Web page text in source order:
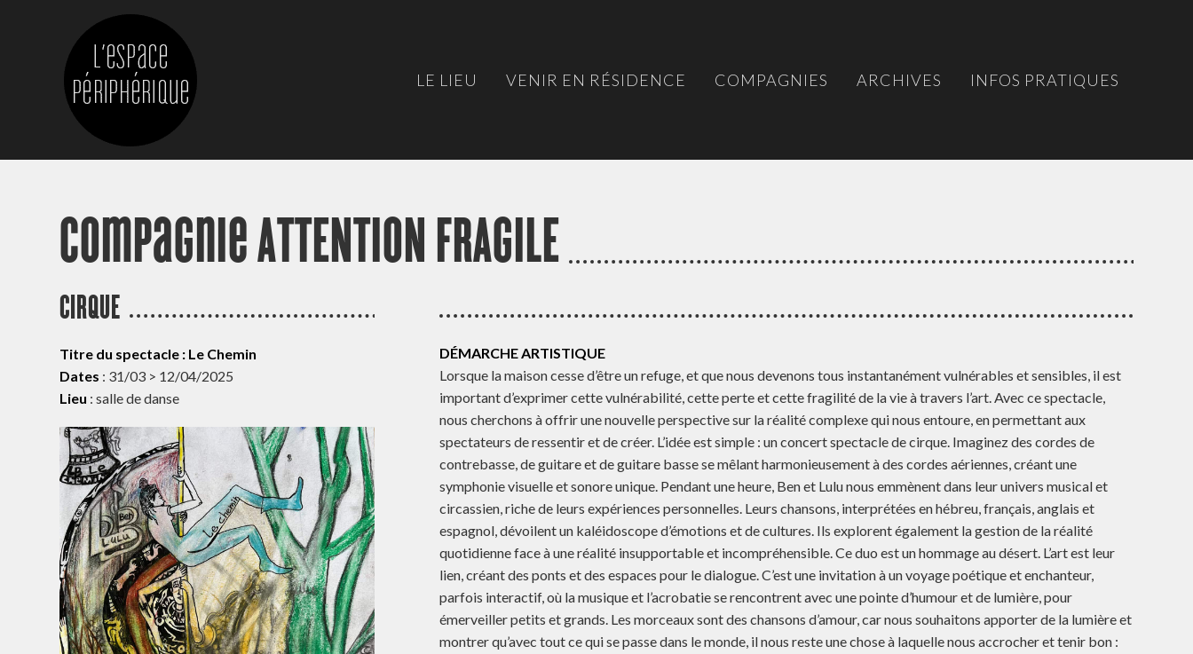
LE LIEU VENIR EN RÉSIDENCE COMPAGNIES ARCHIVES INFOS PRATIQUES
Compagnie ATTENTION FRAGILE
CIRQUE
Titre du spectacle : Le Chemin
Dates : 31/03 > 12/04/2025
Lieu : salle de danse
DÉMARCHE ARTISTIQUE
Lorsque la maison cesse d’être un refuge, et que nous devenons tous instantanément vulnérables et sensibles, il est
important d’exprimer cette vulnérabilité, cette perte et cette fragilité de la vie à travers l’art. Avec ce spectacle,
nous cherchons à offrir une nouvelle perspective sur la réalité complexe qui nous entoure, en permettant aux
spectateurs de ressentir et de créer. L’idée est simple : un concert spectacle de cirque. Imaginez des cordes de
contrebasse, de guitare et de guitare basse se mêlant harmonieusement à des cordes aériennes, créant une
symphonie visuelle et sonore unique. Pendant une heure, Ben et Lulu nous emmènent dans leur univers musical et
circassien, riche de leurs expériences personnelles. Leurs chansons, interprétées en hébreu, français, anglais et
espagnol, dévoilent un kaléidoscope d’émotions et de cultures. Ils explorent également la gestion de la réalité
quotidienne face à une réalité insupportable et incompréhensible. Ce duo est un hommage au désert. L’art est leur
lien, créant des ponts et des espaces pour le dialogue. C’est une invitation à un voyage poétique et enchanteur,
parfois interactif, où la musique et l’acrobatie se rencontrent avec une pointe d’humour et de lumière, pour
émerveiller petits et grands. Les morceaux sont des chansons d’amour, car nous souhaitons apporter de la lumière et
montrer qu’avec tout ce qui se passe dans le monde, il nous reste une chose à laquelle nous accrocher et tenir bon :